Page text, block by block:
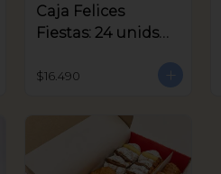
Caja Felices
Fiestas: 24 unids
$16.490